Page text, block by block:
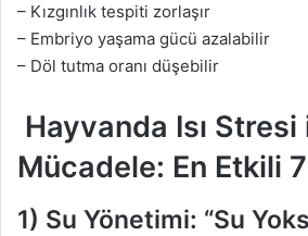
– Kızgınlık tespiti zorlaşır
– Embriyo yaşama gücü azalabilir
– Döl tutma oranı düşebilir
Hayvanda Isı Stresi
Mücadele: En Etkili
1) Su Yönetimi: “Su